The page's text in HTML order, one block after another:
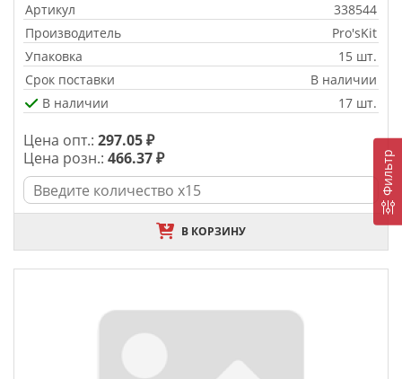
Фильтр
Артикул
338544
Производитель
Pro'sKit
Упаковка
15 шт.
Срок поставки
В наличии
В наличии
17 шт.
Цена опт.: 297.05 ₽
Цена розн.: 466.37 ₽
В КОРЗИНУ